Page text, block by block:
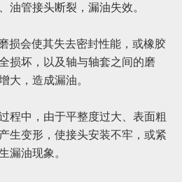
油管接头断裂，漏油失效。
损会使其失去密封性能，或橡胶
损坏，以及轴与轴套之间的磨
大，造成漏油。
程中，由于平整度过大、表面粗
生变形，使接头安装不牢，或紧
漏油现象。